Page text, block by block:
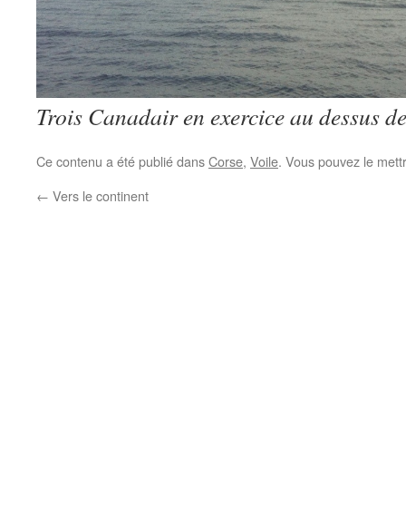
Trois Canadair en exercice au dessus
Ce contenu a été publié dansCorse, Voile. Vous pouvez le
← Vers le continent